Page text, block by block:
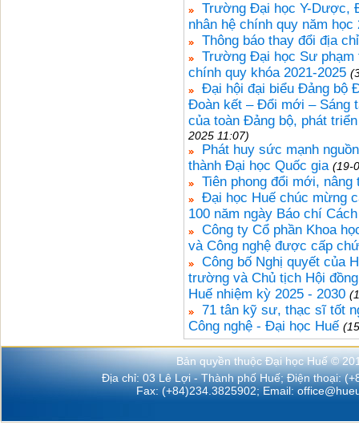
Trường Đại học Y-Dược,
nhân hệ chính quy năm học
Thông báo thay đổi địa
Trường Đại học Sư phạm
chính quy khóa 2021-2025
Đại hội đại biểu Đảng bộ
Đoàn kết – Đổi mới – Sáng
của toàn Đảng bộ, phát
2025 11:07)
Phát huy sức mạnh
thành Đại học Quốc gia (19-
Tiên phong đổi mới,
Đại học Huế chúc mừng
100 năm ngày Báo chí
Công ty Cổ phần Khoa
và Công nghệ được cấp
Công bố Nghị quyết của
trường và Chủ tịch Hội
Huế nhiệm kỳ 2025 - 2030
71 tân kỹ sư, thạc sĩ tốt
Công nghệ - Đại học Huế
Bản quyền thuộc Đại học Huế ©
Địa chỉ: 03 Lê Lợi - Thành phố Huế; Điện thoại:
Fax: (+84)234.3825902; Email: